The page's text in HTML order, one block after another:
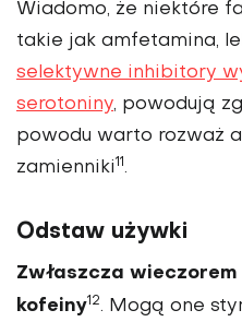
Wiadomo, że niektóre
takie jak amfetamina,
selektywne inhibitory
serotoniny, powodują
powodu warto rozważ
zamienniki11.
Odstaw używki
Zwłaszcza
kofeiny12. Mogą one